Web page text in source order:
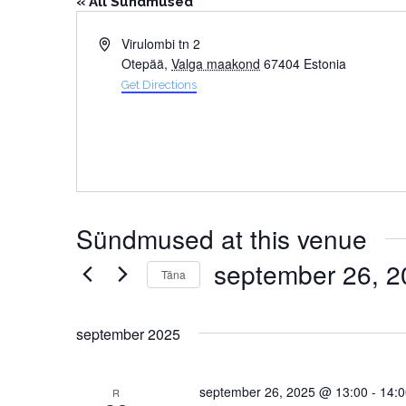
AddressVirulombi tn 2
Otepää, Valga maakond 67404 Estonia
Get Directions
Sündmused at this venue
Täna september 26,
september 2025
R september 26, 2025 @ 13:00 -